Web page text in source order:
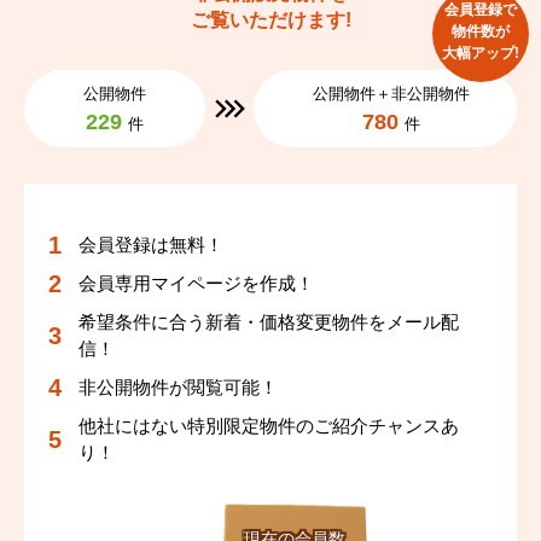
ご覧いただけます!
公開物件
229 件
公開物件＋非公開物件
780 件
会員登録で
物件数が
大幅アップ!
会員登録は無料！
会員専用マイページを作成！
希望条件に合う新着・価格変更物件をメール配
信！
非公開物件が閲覧可能！
他社にはない特別限定物件のご紹介チャンスあ
り！